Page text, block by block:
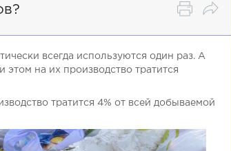
всегда используются один раз. А
на их производство тратится
тратится 4% от всей добываемой